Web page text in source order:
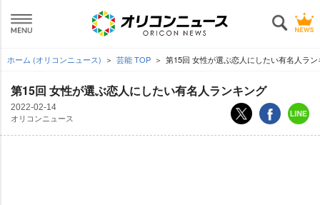
ホーム (オリコンニュース) 芸能 TOP 第15回 女性が選ぶ恋人にしたい有名人ラ
第15回 女性が選ぶ恋人にしたい有名人ランキング
2022-02-14
オリコンニュース